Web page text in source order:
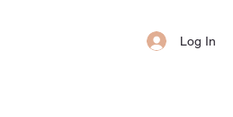
Log In